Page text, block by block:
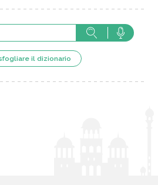
il dizionario